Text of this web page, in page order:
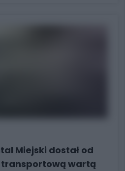
Miejski dostał od
wartą